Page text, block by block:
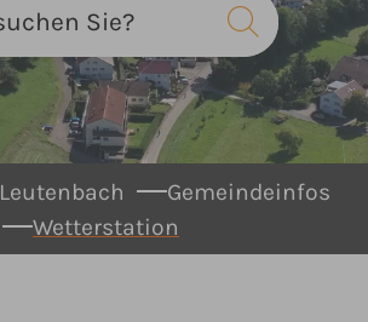
Leutenbach
Gemeindeinfos
Wetterstation